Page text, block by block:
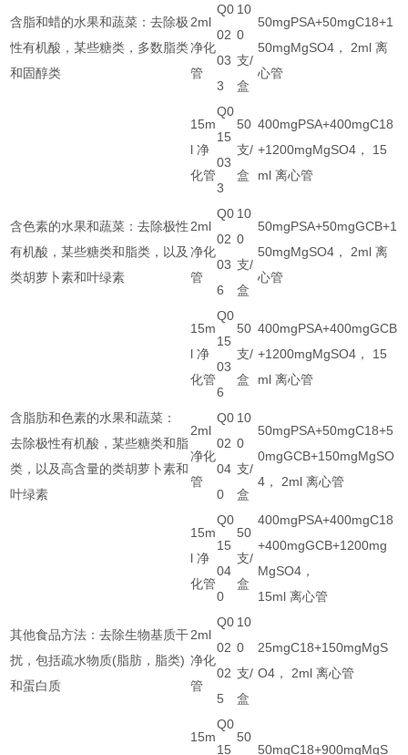
含脂和蜡的水果和蔬菜：去除极
性有机酸，某些糖类，多数脂类
和固醇类
2ml
净化
管
Q0
02
03
3
10
0
支/
盒
50mgPSA+50mgC18+1
50mgMgSO4， 2ml 离
心管
15m
l 净
化管
Q0
15
03
3
50
支/
盒
400mgPSA+400mgC18
+1200mgMgSO4， 15
ml 离心管
含色素的水果和蔬菜：去除极性
有机酸，某些糖类和脂类，以及
类胡萝卜素和叶绿素
2ml
净化
管
Q0
02
03
6
10
0
支/
盒
50mgPSA+50mgGCB+1
50mgMgSO4， 2ml 离
心管
15m
l 净
化管
Q0
15
03
6
50
支/
盒
400mgPSA+400mgGCB
+1200mgMgSO4， 15
ml 离心管
含脂肪和色素的水果和蔬菜：
去除极性有机酸，某些糖类和脂
类，以及高含量的类胡萝卜素和
叶绿素
2ml
净化
管
Q0
02
04
0
10
0
支/
盒
50mgPSA+50mgC18+5
0mgGCB+150mgMgSO
4， 2ml 离心管
15m
l 净
化管
Q0
15
04
0
50
支/
盒
400mgPSA+400mgC18
+400mgGCB+1200mg
MgSO4，
15ml 离心管
其他食品方法：去除生物基质干
扰，包括疏水物质(脂肪，脂类)
和蛋白质
2ml
净化
管
Q0
02
02
5
10
0
支/
盒
25mgC18+150mgMgS
O4， 2ml 离心管
15m
Q0
15
50
50mgC18+900mgMgS